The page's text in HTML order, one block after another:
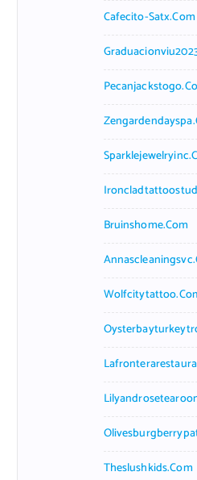
Cafecito-Satx.com
Bruinshome.com
Theslushkids.com